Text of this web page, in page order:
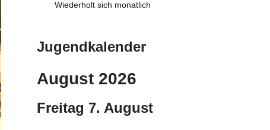
Wiederholt sich monatlich
Jugendkalender
August 2026
Freitag 7. August